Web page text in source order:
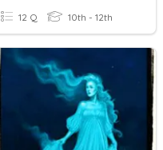
12 Q 10th - 12th